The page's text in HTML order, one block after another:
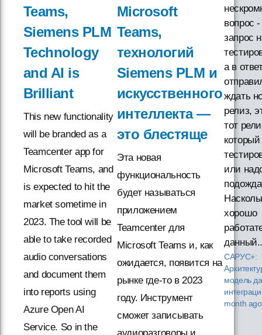
Teams,
Siemens PLM
Technology
and AI is
Brilliant
This new functionality
will be branded as a
Teamcenter app for
Microsoft Teams, and
is expected to hit the
market sometime in
2023. The tool will be
able to take recorded
audio conversations
and document them
into reports using
Azure Open AI
Service. So in the
Microsoft
Teams,
технологий
Siemens PLM и
искусственного
интеллекта —
это блестяще
Эта новая
функциональность
будет называться
приложением
Teamcenter для
Microsoft Teams и, как
ожидается, появится на
рынке где-то в 2023
году. Инструмент
сможет записывать
вопрос
запрос
а в
ждать
релиз,
тот
или
хорошо
САРУС+:
модель
month ago